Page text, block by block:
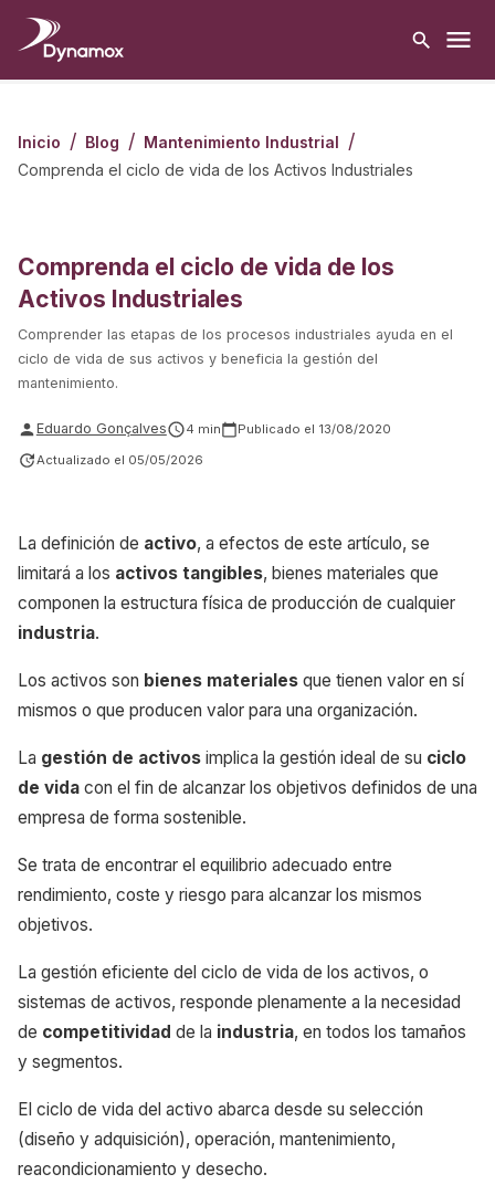
Inicio / Blog / Mantenimiento Industrial /
Comprenda el ciclo de vida de los Activos Industriales
Comprenda el ciclo de vida de los
Activos Industriales
Comprender las etapas de los procesos industriales ayuda en el
ciclo de vida de sus activos y beneficia la gestión del
mantenimiento.
Eduardo Gonçalves 4 min Publicado el 13/08/2020
Actualizado el 05/05/2026
La definición de activo, a efectos de este artículo, se
limitará a los activos tangibles, bienes materiales que
componen la estructura física de producción de cualquier
industria.
Los activos son bienes materiales que tienen valor en sí
mismos o que producen valor para una organización.
La gestión de activos implica la gestión ideal de su ciclo
de vida con el fin de alcanzar los objetivos definidos de una
empresa de forma sostenible.
Se trata de encontrar el equilibrio adecuado entre
rendimiento, coste y riesgo para alcanzar los mismos
objetivos.
La gestión eficiente del ciclo de vida de los activos, o
sistemas de activos, responde plenamente a la necesidad
de competitividad de la industria, en todos los tamaños
y segmentos.
El ciclo de vida del activo abarca desde su selección
(diseño y adquisición), operación, mantenimiento,
reacondicionamiento y desecho.